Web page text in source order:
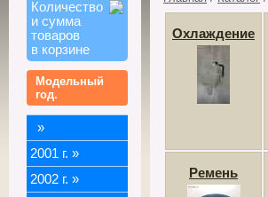
Количество
и сумма
товаров
в корзине
Модельный
год.
»
2001 г. »
2002 г. »
Охлаждение
Ремень